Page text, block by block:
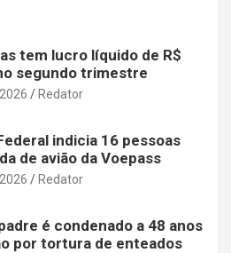
tem lucro líquido de R$
segundo trimestre
Redator
indicia 16 pessoas
de avião da Voepass
Redator
é condenado a 48 anos
por tortura de enteados